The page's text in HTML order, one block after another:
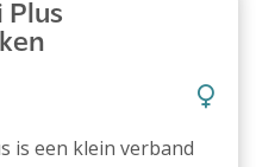
Plus
is een klein verband